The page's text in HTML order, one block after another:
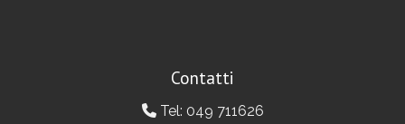
Contatti
Tel: 049 711626